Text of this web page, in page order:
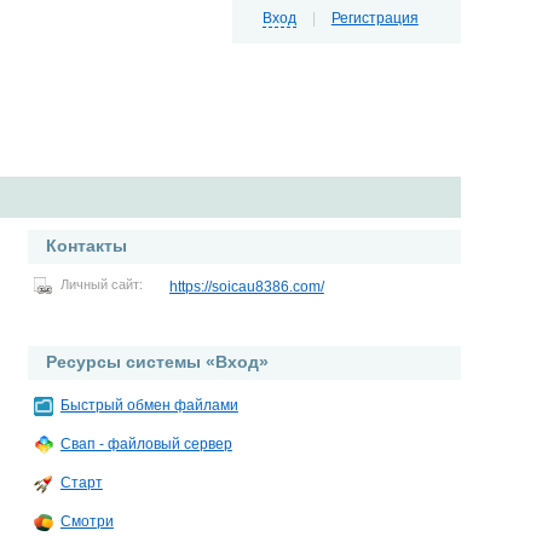
Вход Регистрация
Контакты
Личный сайт: https://soicau8386.com/
Ресурсы системы «Вход»
Быстрый обмен файлами
Свап - файловый сервер
Старт
Смотри